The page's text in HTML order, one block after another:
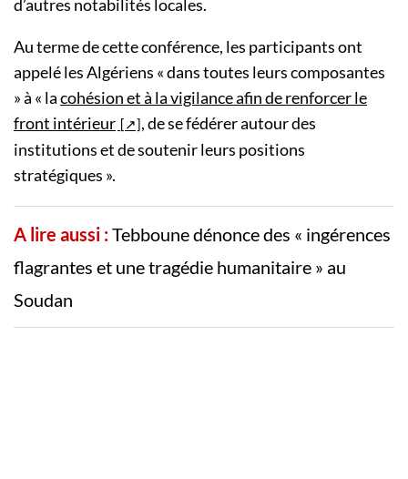
d’autres notabilités locales.
Au terme de cette conférence, les participants ont
appelé les Algériens « dans toutes leurs composantes
» à « lacohésion et à la vigilance afin de renforcer le
front intérieur
, de se fédérer autour des
institutions et de soutenir leurs positions
stratégiques ».
A lire aussi :Tebboune dénonce des « ingérences
flagrantes et une tragédie humanitaire » au
Soudan